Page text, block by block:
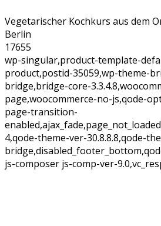
Vegetarischer Kochkurs aus dem
Berlin
17655
wp-singular,product-template-
product,postid-35059,wp-theme-
bridge,bridge-core-
page,woocommerce-no-js,qode-
page-transition-
4,qode-theme-ver-30.8.8.8,qode-
js-composer js-comp-ver-